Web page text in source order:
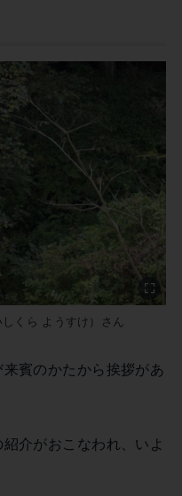
くら ようすけ）さん
賓のかたから挨拶があ
介がおこなわれ、いよ